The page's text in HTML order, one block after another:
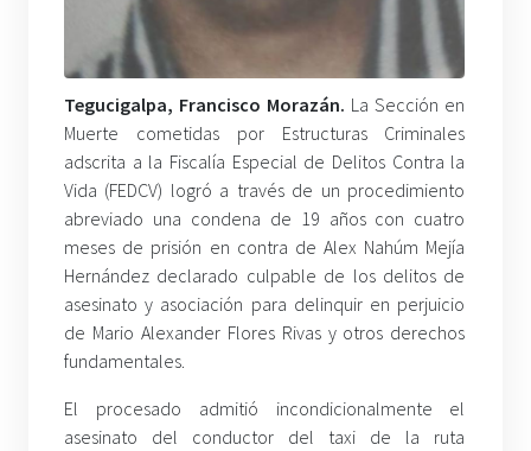
Tegucigalpa, Francisco Morazán. La Sección en
Muerte cometidas por Estructuras Criminales
adscrita a la Fiscalía Especial de Delitos Contra la
Vida (FEDCV) logró a través de un procedimiento
abreviado una condena de 19 años con cuatro
meses de prisión en contra de Alex Nahúm Mejía
Hernández declarado culpable de los delitos de
asesinato y asociación para delinquir en perjuicio
de Mario Alexander Flores Rivas y otros derechos
fundamentales.
El procesado admitió incondicionalmente el
asesinato del conductor del taxi de la ruta